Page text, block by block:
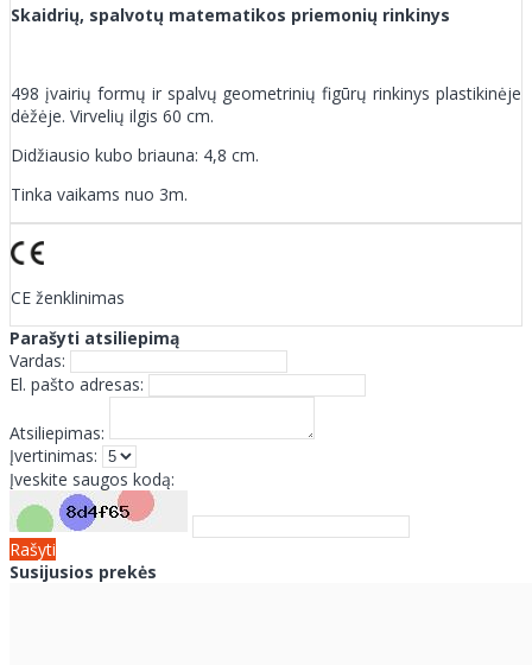
Skaidrių, spalvotų matematikos priemonių rinkinys
498 įvairių formų ir spalvų geometrinių figūrų rinkinys plastikinėje
dėžėje. Virvelių ilgis 60 cm.
Didžiausio kubo briauna: 4,8 cm.
Tinka vaikams nuo 3m.
CE ženklinimas
Parašyti atsiliepimą
Vardas:
El. pašto adresas:
Atsiliepimas:
Įvertinimas:
Įveskite saugos kodą:
Rašyti
Susijusios prekės